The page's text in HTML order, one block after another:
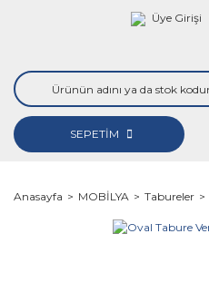
Üye Girişi
SEPETİM
Anasayfa MOBİLYA Tabureler